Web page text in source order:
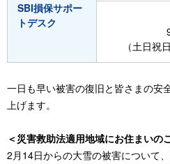
SBI損保サポー
トデスク
（土日祝
一日も早い被害の復旧と皆さまの安
上げます。
＜災害救助法適用地域にお住まいの
2月14日からの大雪の被害について